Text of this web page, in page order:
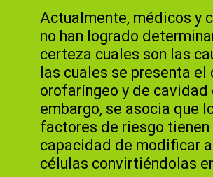
Actualmente, médicos y
no han logrado
certeza cuales son las
las cuales se presenta el
orofaríngeo y de cavidad
embargo, se asocia que
factores de riesgo tienen
capacidad de modificar
células convirtiéndolas